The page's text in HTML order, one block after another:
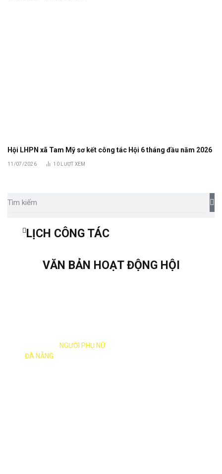
Hội LHPN xã Tam Mỹ sơ kết công tác Hội 6 tháng đầu năm 2026
11/07/2026 10 LƯỢT XEM
LỊCH CÔNG TÁC
VĂN BẢN HOẠT ĐỘNG HỘI
NGƯỜI PHỤ NỮ
ĐÀ NẴNG